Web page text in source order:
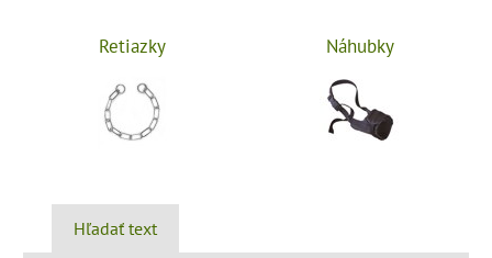
Retiazky Náhubky
Hľadať text